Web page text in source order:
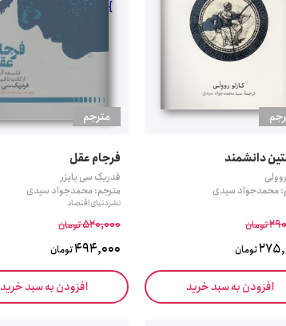
دانشمند
محمدجواد سیدی
تومان
تومان
افزودن به سبد خرید
مترجم
}
فرجام عقل
فدریک سی بایزر
مترجم: محمدجواد سیدی
نشر دنیای اقتصاد
520,000تومان
494,000تومان
افزودن به سبد خرید